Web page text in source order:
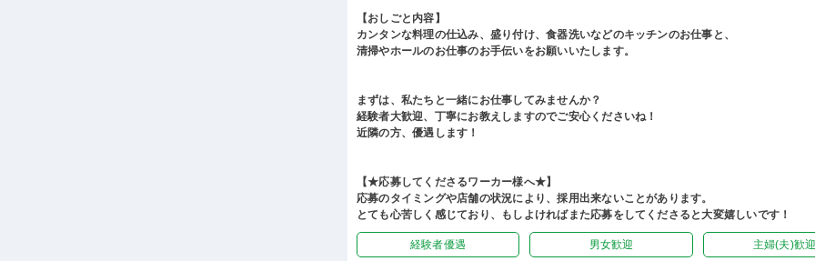
【おしごと内容】
カンタンな料理の仕込み、盛り付け、食器洗いなどのキッチンのお仕事と、
清掃やホールのお仕事のお手伝いをお願いいたします。
まずは、私たちと一緒にお仕事してみませんか？
経験者大歓迎、丁寧にお教えしますのでご安心くださいね！
近隣の方、優遇します！
【★応募してくださるワーカー様へ★】
応募のタイミングや店舗の状況により、採用出来ないことがあります。
とても心苦しく感じており、もしよければまた応募をしてくださると大変嬉しいです！
経験者優遇 男女歓迎 主婦(夫)歓